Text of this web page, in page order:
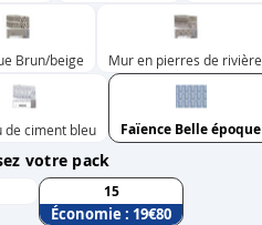
Brun/beige Mur en pierres de rivière
de ciment bleu Faïence Belle époque
votre pack
15
Économie : 19€80